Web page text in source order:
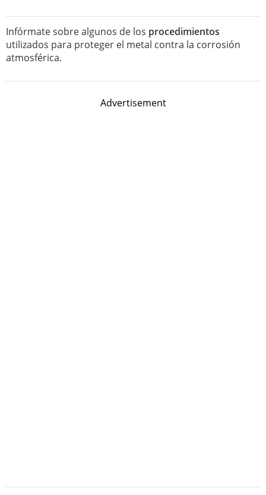
Infórmate sobre algunos de los procedimientos
utilizados para proteger el metal contra la corrosión
atmosférica.
Advertisement